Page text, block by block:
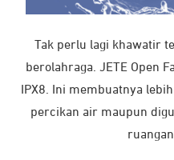
Tak perlu lagi khawatir
berolahraga. JETE Open
IPX8. Ini membuatnya
percikan air maupun
Jangan membongkar dan
menyebabkan kerusakan
Selalu simpan perangkat